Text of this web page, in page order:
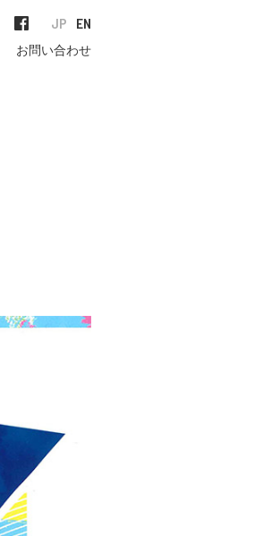
EN
JP
お問い合わせ